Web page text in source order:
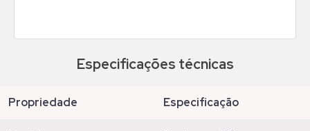
Especificações técnicas
propriedade especificação